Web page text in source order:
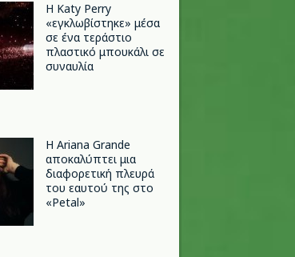
H Katy Perry
«εγκλωβίστηκε» μέσα
σε ένα τεράστιο
πλαστικό μπουκάλι σε
συναυλία
Η Ariana Grande
αποκαλύπτει μια
διαφορετική πλευρά
του εαυτού της στο
«Petal»